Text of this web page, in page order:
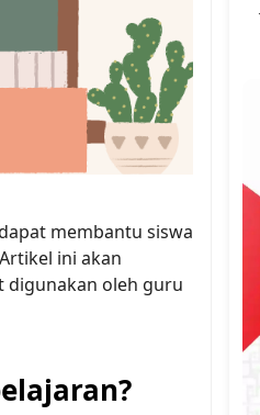
membantu siswa
ini akan
digunakan oleh guru